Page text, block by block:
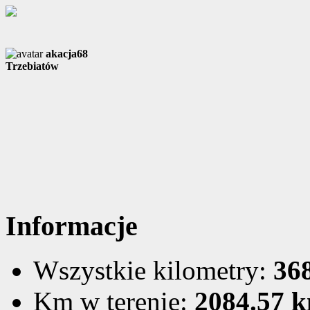
akacja68
Trzebiatów
Informacje
Wszystkie kilometry:
Km w terenie: 2084.57